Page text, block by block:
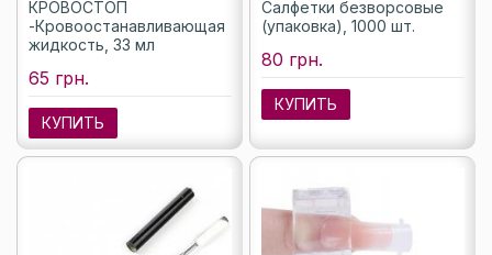
КРОВОСТОП
-Кровоостанавливающая
жидкость, 33 мл
65 грн.
КУПИТЬ
Салфетки безворсовые
(упаковка), 1000 шт.
80 грн.
КУПИТЬ